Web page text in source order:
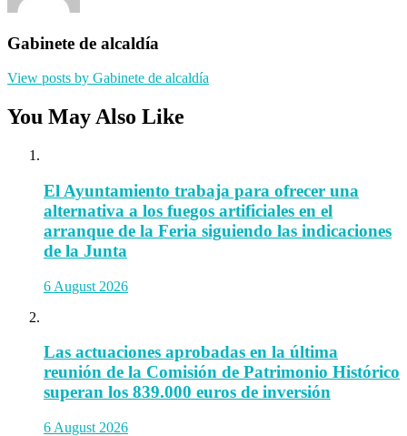
Gabinete de alcaldía
View posts by Gabinete de alcaldía
You May Also Like
El Ayuntamiento trabaja para ofrecer una
alternativa a los fuegos artificiales en el
arranque de la Feria siguiendo las indicaciones
de la Junta
6 August 2026
Las actuaciones aprobadas en la última
reunión de la Comisión de Patrimonio Histórico
superan los 839.000 euros de inversión
6 August 2026